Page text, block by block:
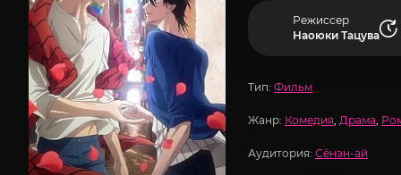
Режиссер
Наоюки Тацува
Тип: Фильм
Жанр: Комедия, Драма,
Аудитория: Сёнэн-ай